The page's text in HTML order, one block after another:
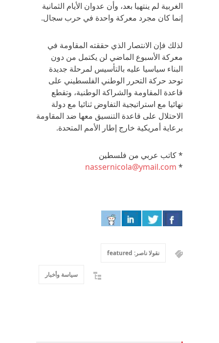
الغربية لم ينتهيا بعد، وأن عدوان الأيام الثمانية
إنما كان مجرد معركة واحدة في حرب سجال.
لذلك فإن الانتصار الذي حققته المقاومة في
معركة الأسبوع الماضي لن يكتمل من دون
البناء سياسيا عليه بالتأسيس لمرحلة جديدة
توحد حركة التحرر الوطني الفلسطيني على
قاعدة المقاومة والشراكة الوطنية، وتقطع
نهائيا مع استراتيجية التفاوض ثنائيا مع دولة
الاحتلال على قاعدة التنسيق معها ضد المقاومة
برعاية أمريكية خارج إطار الأمم المتحدة.
* كاتب عربي من فلسطين
*
nassernicola@ymail.com
نقولا ناصر: featured
سياسة وأخبار